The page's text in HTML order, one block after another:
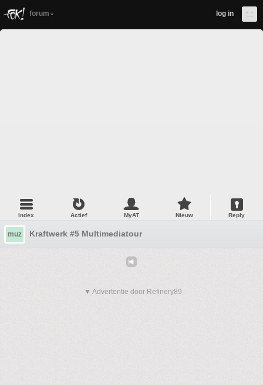
forum log in
Index Actief MyAT Nieuw Reply
muz Kraftwerk #5 Multimediatour
▼ Advertentie door Refinery89